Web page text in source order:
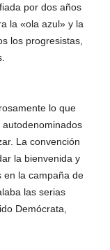
por dos años
la «ola azul» y la
los progresistas,
lo que
La convención
la bienvenida y
en la campaña de
las serias
Demócrata,